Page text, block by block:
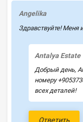
Angelika
Здравствуйте! Меня
Antalya Estate
Добрый день,
номеру
всех деталей!
Ответить